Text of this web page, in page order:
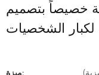
خصيصاً بتصميم
الشخصيات
ميزة: